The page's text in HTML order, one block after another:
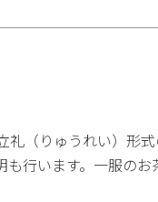
（りゅうれい）形
行います。一服の